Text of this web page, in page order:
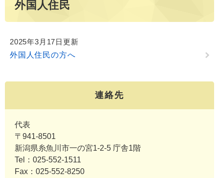
外国人住民
2025年3月17日更新
外国人住民の方へ
連絡先
代表
〒941-8501
新潟県糸魚川市一の宮1-2-5 庁舎1階
Tel：025-552-1511
Fax：025-552-8250